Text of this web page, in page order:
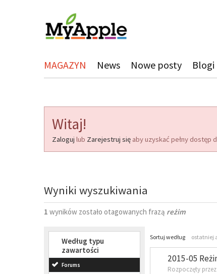
MAGAZYN News Nowe posty Blogi
Witaj!
Zaloguj lub Zarejestruj się aby uzyskać pełny dostęp
Wyniki wyszukiwania
1 wyników zostało otagowanych frazą reżim
Według typu
zawartości
Forums
Sortuj według ostatniej
2015-05
Rozpoczęty